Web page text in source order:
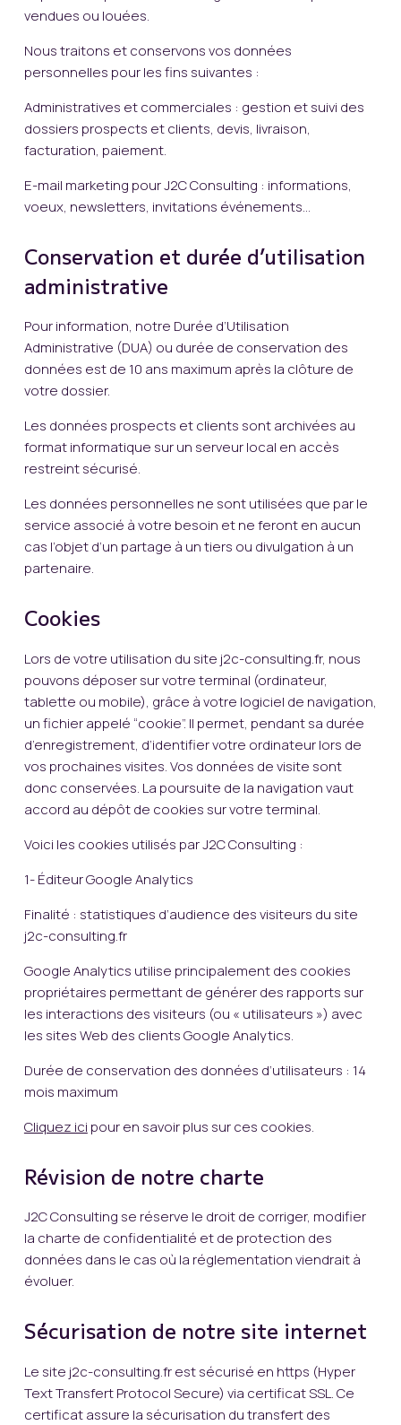
vendues ou louées.
Nous traitons et conservons vos données
personnelles pour les fins suivantes :
Administratives et commerciales : gestion et suivi des
dossiers prospects et clients, devis, livraison,
facturation, paiement.
E-mail marketing pour J2C Consulting : informations,
voeux, newsletters, invitations événements…
Conservation et durée d’utilisation
administrative
Pour information, notre Durée d’Utilisation
Administrative (DUA) ou durée de conservation des
données est de 10 ans maximum après la clôture de
votre dossier.
Les données prospects et clients sont archivées au
format informatique sur un serveur local en accès
restreint sécurisé.
Les données personnelles ne sont utilisées que par le
service associé à votre besoin et ne feront en aucun
cas l’objet d’un partage à un tiers ou divulgation à un
partenaire.
Cookies
Lors de votre utilisation du site j2c-consulting.fr, nous
pouvons déposer sur votre terminal (ordinateur,
tablette ou mobile), grâce à votre logiciel de navigation,
un fichier appelé “cookie”. Il permet, pendant sa durée
d’enregistrement, d’identifier votre ordinateur lors de
vos prochaines visites. Vos données de visite sont
donc conservées. La poursuite de la navigation vaut
accord au dépôt de cookies sur votre terminal.
Voici les cookies utilisés par J2C Consulting :
1- Éditeur Google Analytics
Finalité : statistiques d’audience des visiteurs du site
j2c-consulting.fr
Google Analytics utilise principalement des cookies
propriétaires permettant de générer des rapports sur
les interactions des visiteurs (ou « utilisateurs ») avec
les sites Web des clients Google Analytics.
Durée de conservation des données d’utilisateurs : 14
mois maximum
Cliquez ici pour en savoir plus sur ces cookies.
Révision de notre charte
J2C Consulting se réserve le droit de corriger, modifier
la charte de confidentialité et de protection des
données dans le cas où la réglementation viendrait à
évoluer.
Sécurisation de notre site internet
Le site j2c-consulting.fr est sécurisé en https (Hyper
Text Transfert Protocol Secure) via certificat SSL. Ce
certificat assure la sécurisation du transfert des